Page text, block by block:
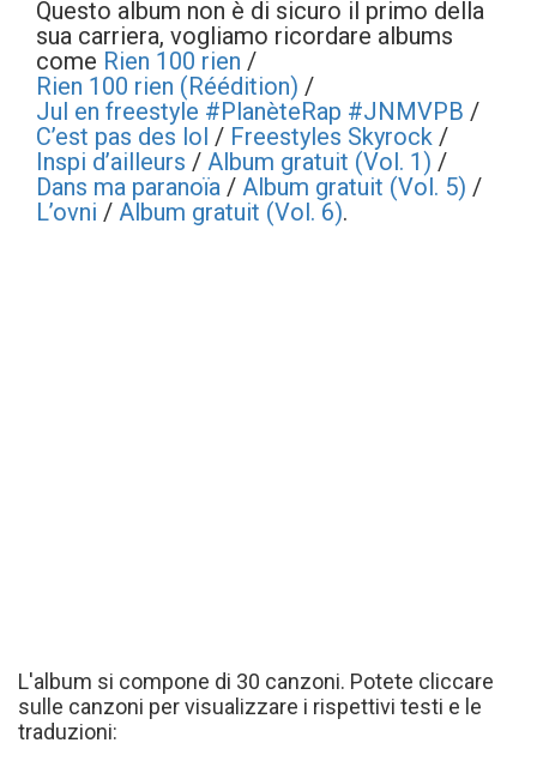
Questo album non è di sicuro il primo della
sua carriera, vogliamo ricordare albums
come Rien 100 rien /
Rien 100 rien (Réédition) /
Jul en freestyle #PlanèteRap #JNMVPB /
C’est pas des lol / Freestyles Skyrock /
Inspi d’ailleurs / Album gratuit (Vol. 1) /
Dans ma paranoïa / Album gratuit (Vol. 5) /
L’ovni / Album gratuit (Vol. 6).
L'album si compone di 30 canzoni. Potete cliccare
sulle canzoni per visualizzare i rispettivi testi e le
traduzioni: